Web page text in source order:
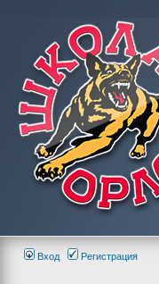
Вход Регистрация